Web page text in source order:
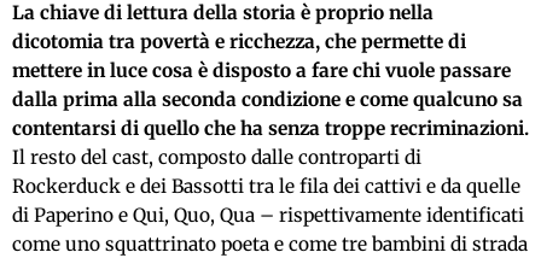
La chiave di lettura della storia è proprio nella
dicotomia tra povertà e ricchezza, che permette di
mettere in luce cosa è disposto a fare chi vuole passare
dalla prima alla seconda condizione e come qualcuno sa
contentarsi di quello che ha senza troppe recriminazioni.
Il resto del cast, composto dalle controparti di
Rockerduck e dei Bassotti tra le fila dei cattivi e da quelle
di Paperino e Qui, Quo, Qua – rispettivamente identificati
come uno squattrinato poeta e come tre bambini di strada